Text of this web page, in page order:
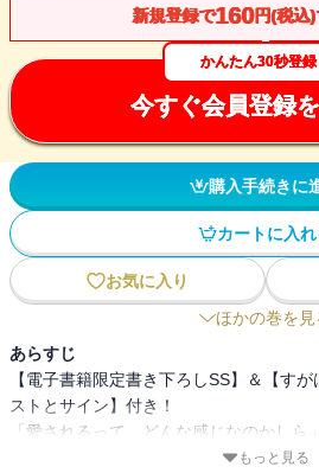
新規登録で160円(税込)
かんたん30秒登録
今すぐ会員登録
購入手続きに
カートに入れ
お気に入り
ほかの巻を見
あらすじ
【電子書籍限定書き下ろしSS】＆【す
ストとサイン】付き！
「愛されるって、どんな感じなのかしら」
呪われた王女×美貌の公爵様のドキドキ
もっと見る